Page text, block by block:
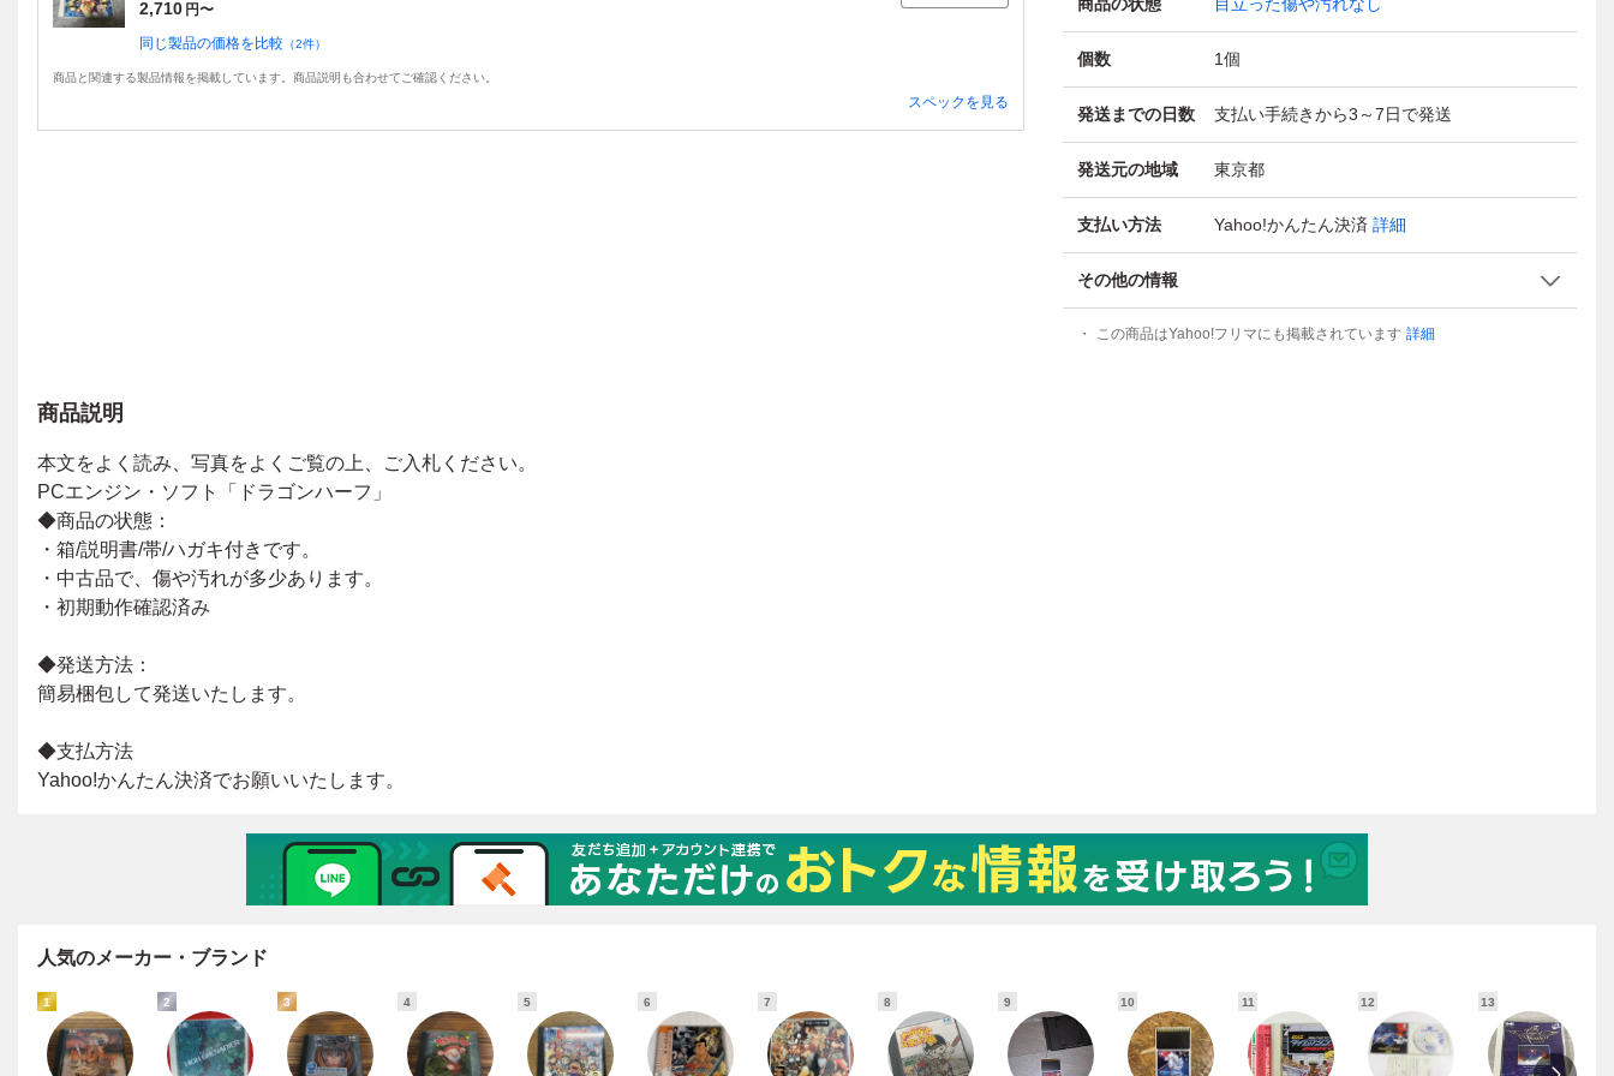
2,710 円〜
同じ製品の価格を比較 （2件）
商品と関連する製品情報を掲載しています。商品説明も合わせてご確認ください。
スペックを見る
個数 1個
発送までの日数 支払い手続きから3～7日で発送
発送元の地域 東京都
支払い方法 Yahoo!かんたん決済 詳細
その他の情報
この商品はYahoo!フリマにも掲載されています 詳細
商品説明
人気のメーカー・ブランド
1 2 3 4 5 6 7 8 9 10 11 12 13